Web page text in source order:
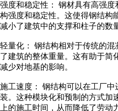
强度和稳定性： 钢材具有高强
构强度和稳定性。这使得钢结构
减小了建筑中的支撑和柱子的数
轻量化： 钢结构相对于传统的
了建筑的整体重量。这有助于简
减少对地基的影响。
施工速度： 钢结构可以在工厂
装。这种模块化和预制的方式加
上的施工时间，从而降低了劳动